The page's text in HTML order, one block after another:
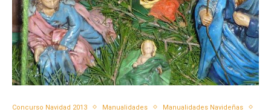
Concurso Navidad 2013 Manualidades
Manualidades Navideñas